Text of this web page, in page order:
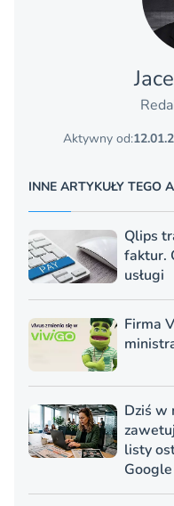
Aktywny od:
INNE ARTYKUŁY TEGO
Qlips
faktur.
usługi
Firma
Dziś w
listy